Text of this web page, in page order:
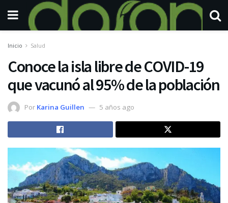
Inicio Salud
Conoce la isla libre de COVID-19
que vacunó al 95% de la población
Por Karina Guillen 5 años ago